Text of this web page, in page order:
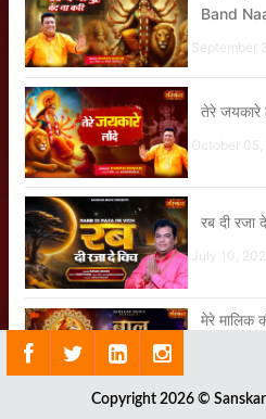
Band
September
तेरे
October 05,
रब दी
July 10,
मेरे मालिक
Copyright 2026 ©